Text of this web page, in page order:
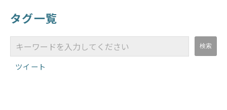
タグ一覧
ツイート